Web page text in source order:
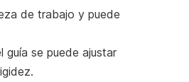
de trabajo y puede
guía se puede ajustar